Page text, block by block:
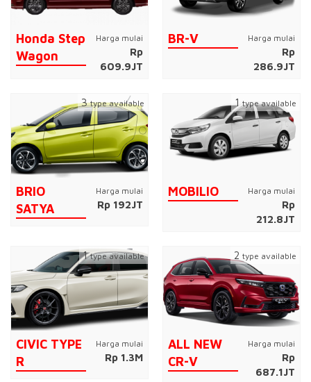
Honda Step
Wagon
Harga mulai
Rp
609.9JT
BR-V Harga mulai
Rp
286.9JT
BRIO
SATYA
Harga mulai
Rp 192JT
3type available
MOBILIO Harga mulai
Rp
212.8JT
1 type available
CIVIC TYPE
R
Harga mulai
Rp 1.3M
1type available
ALL NEW
CR-V
Harga mulai
Rp
687.1JT
2 type available